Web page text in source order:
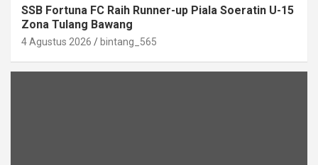
SSB Fortuna FC Raih Runner-up Piala Soeratin U-15
Zona Tulang Bawang
4 Agustus 2026 bintang_565